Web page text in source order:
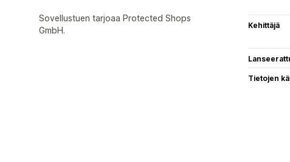
Sovellustuen tarjoaa Protected Shops
GmbH.
Kehittäjä
Tietojen